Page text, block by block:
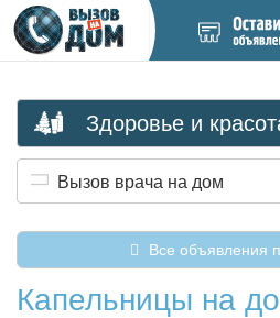
новое
Здоровье и
Вызов врача на дом
Все объявления
Капельницы на